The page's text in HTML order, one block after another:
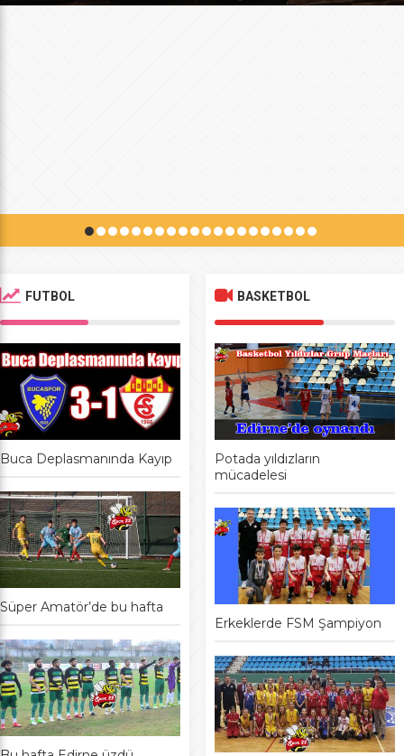
FUTBOL
Buca Deplasmanında Kayıp
Süper Amatör’de bu hafta
BASKETBOL
Potada yıldızların
mücadelesi
Erkeklerde FSM Şampiyon